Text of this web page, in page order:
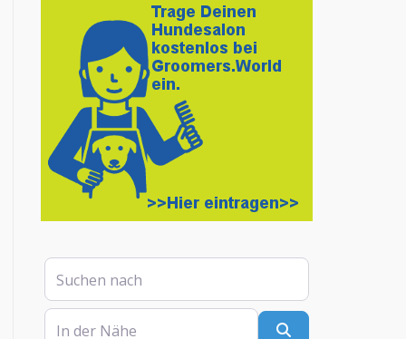
Suchen nach
In der Nähe